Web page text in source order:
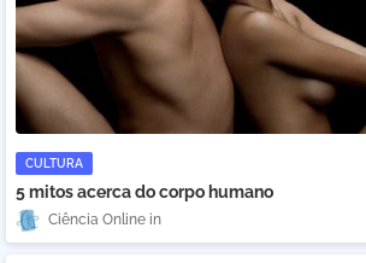
CULTURA
5 mitos acerca do corpo humano
Ciência Online